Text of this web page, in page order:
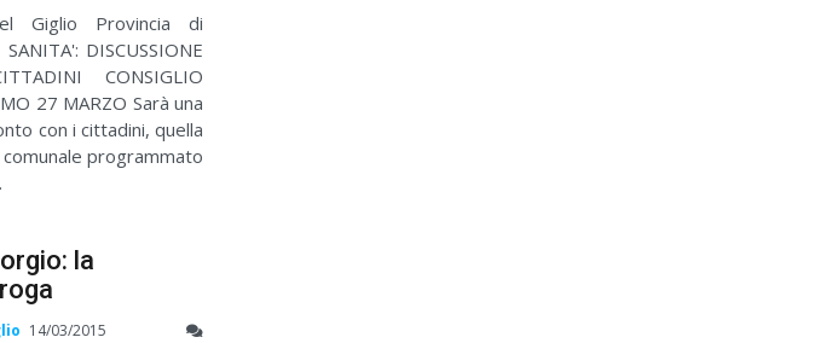
Giglio Provincia di
DISCUSSIONE
CONSIGLIO
27 MARZO Sarà una
con i cittadini, quella
programmato
la
14/03/2015